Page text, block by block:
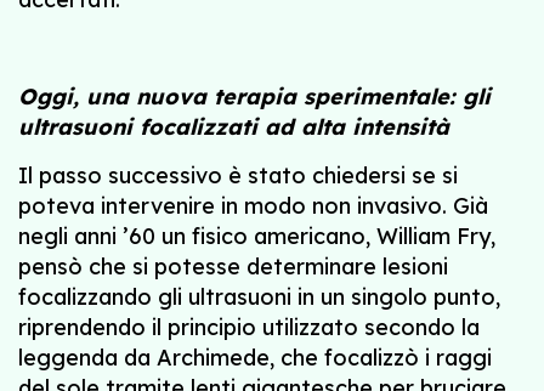
Oggi, una nuova terapia sperimentale: gli
ultrasuoni focalizzati ad alta intensità
Il passo successivo è stato chiedersi se si
poteva intervenire in modo non invasivo. Già
negli anni ’60 un fisico americano, William Fry,
pensò che si potesse determinare lesioni
focalizzando gli ultrasuoni in un singolo punto,
riprendendo il principio utilizzato secondo la
leggenda da Archimede, che focalizzò i raggi